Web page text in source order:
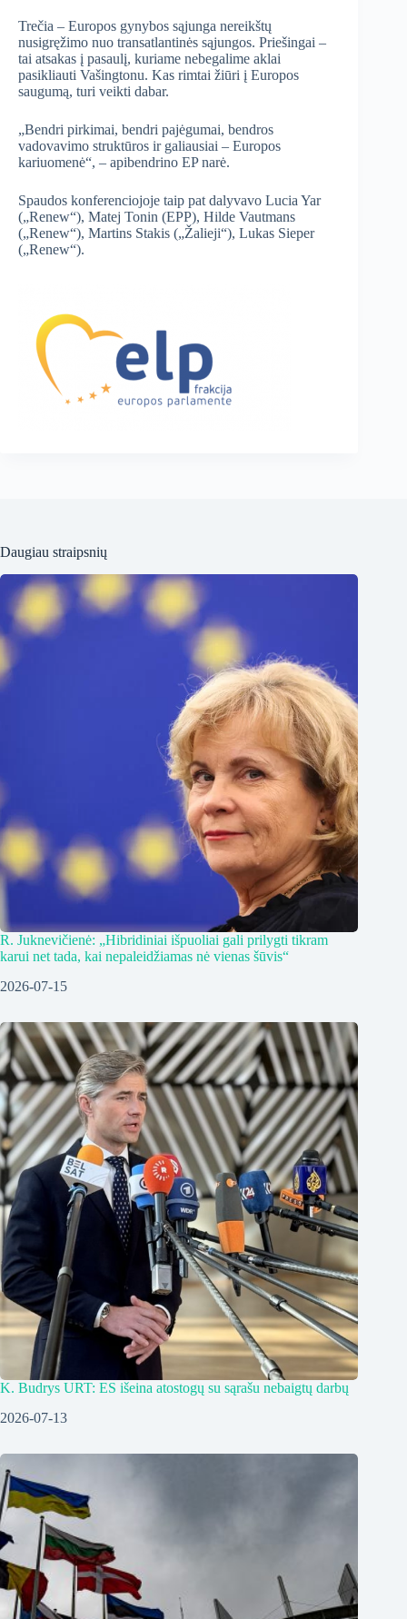
Trečia – Europos gynybos sąjunga nereikštų
nusigręžimo nuo transatlantinės sąjungos. Priešingai –
tai atsakas į pasaulį, kuriame nebegalime aklai
pasikliauti Vašingtonu. Kas rimtai žiūri į Europos
saugumą, turi veikti dabar.
„Bendri pirkimai, bendri pajėgumai, bendros
vadovavimo struktūros ir galiausiai – Europos
kariuomenė“, – apibendrino EP narė.
Spaudos konferenciojoje taip pat dalyvavo Lucia Yar
(„Renew“), Matej Tonin (EPP), Hilde Vautmans
(„Renew“), Martins Stakis („Žalieji“), Lukas Sieper
(„Renew“).
Daugiau straipsnių
R. Juknevičienė: „Hibridiniai išpuoliai gali prilygti tikram
karui net tada, kai nepaleidžiamas nė vienas šūvis“
2026-07-15
K. Budrys URT: ES išeina atostogų su sąrašu nebaigtų darbų
2026-07-13